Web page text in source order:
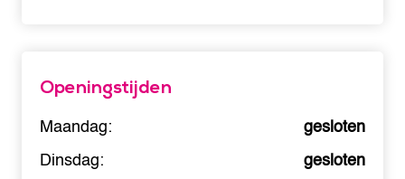
Openingstijden
Maandag:
gesloten
Dinsdag:
gesloten